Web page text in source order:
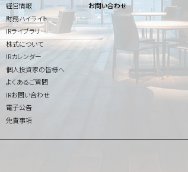
経営情報
財務ハイライト
IRライブラリー
株式について
IRカレンダー
個人投資家の皆様へ
よくあるご質問
IRお問い合わせ
電子公告
免責事項
お問い合わせ